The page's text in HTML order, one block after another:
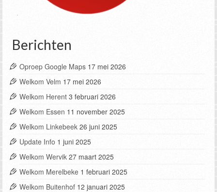
Berichten
Oproep Google Maps 17 mei 2026
Welkom Velm 17 mei 2026
Welkom Herent 3 februari 2026
Welkom Essen 11 november 2025
Welkom Linkebeek 26 juni 2025
Update Info 1 juni 2025
Welkom Wervik 27 maart 2025
Welkom Merelbeke 1 februari 2025
Welkom Buitenhof 12 januari 2025